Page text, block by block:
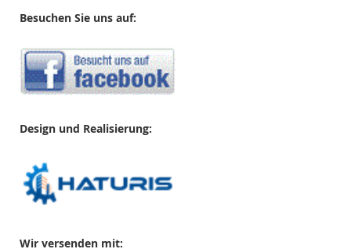
Besuchen Sie uns auf:
Design und Realisierung:
Wir versenden mit: